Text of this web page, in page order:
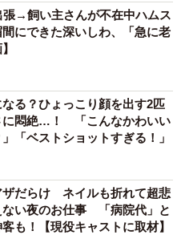
張→飼い主さんが不在中ハムス
にできた深いしわ、「急に老
る？ひょっこり顔を出す2匹
に悶絶…！ 「こんなかわいい
「ベストショットすぎる！」
ザだらけ ネイルも折れて超悲
い夜のお仕事 「病院代」と
も！【現役キャストに取材】